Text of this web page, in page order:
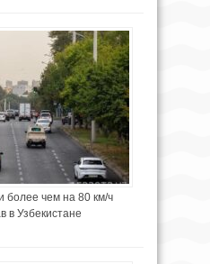
более чем на 80 км/ч
в Узбекистане